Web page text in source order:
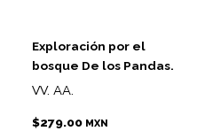
Exploración por el
bosque De los Pandas.
VV. AA.
$279.00 MXN